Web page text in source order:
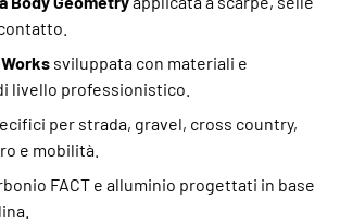
sviluppata con materiali e
livello professionistico.
per strada, gravel, cross country,
e mobilità.
FACT e alluminio progettati in base